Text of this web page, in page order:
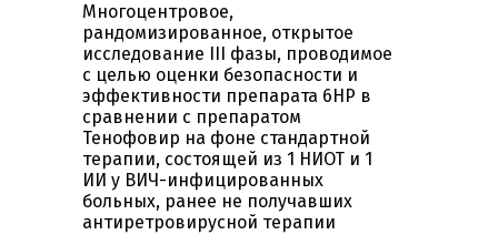
Многоцентровое,
рандомизированное, открытое
исследование III фазы, проводимое
с целью оценки безопасности и
эффективности препарата 6НР в
сравнении с препаратом
Тенофовир на фоне стандартной
терапии, состоящей из 1 НИОТ и 1
ИИ у ВИЧ-инфицированных
больных, ранее не получавших
антиретровирусной терапии